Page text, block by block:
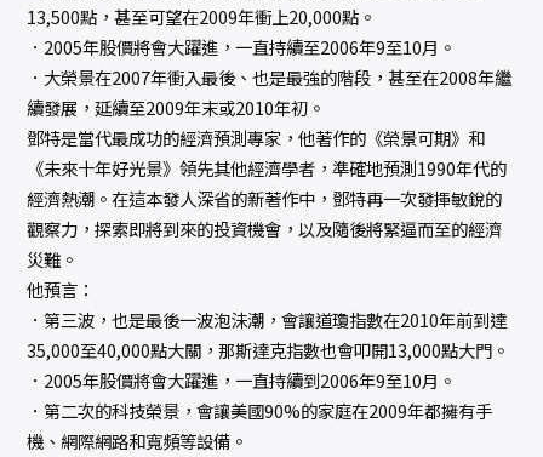
13,500點，甚至可望在2009年衝上20,000點。
．2005年股價將會大躍進，一直持續至2006年9至10月。
．大榮景在2007年衝入最後、也是最強的階段，甚至在2008年繼
續發展，延續至2009年末或2010年初。
鄧特是當代最成功的經濟預測專家，他著作的《榮景可期》和
《未來十年好光景》領先其他經濟學者，準確地預測1990年代的
經濟熱潮。在這本發人深省的新著作中，鄧特再一次發揮敏銳的
觀察力，探索即將到來的投資機會，以及隨後將緊逼而至的經濟
災難。
他預言：
．第三波，也是最後一波泡沬潮，會讓道瓊指數在2010年前到達
35,000至40,000點大關，那斯達克指數也會叩開13,000點大門。
．2005年股價將會大躍進，一直持續到2006年9至10月。
．第二次的科技榮景，會讓美國90%的家庭在2009年都擁有手
機、網際網路和寬頻等設備。